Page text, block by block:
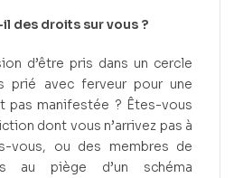
il des droits sur vous ?
d’être pris dans un cercle
prié avec ferveur pour une
pas manifestée ? Êtes-vous
dont vous n’arrivez pas à
vous, ou des membres de
au piège d’un schéma